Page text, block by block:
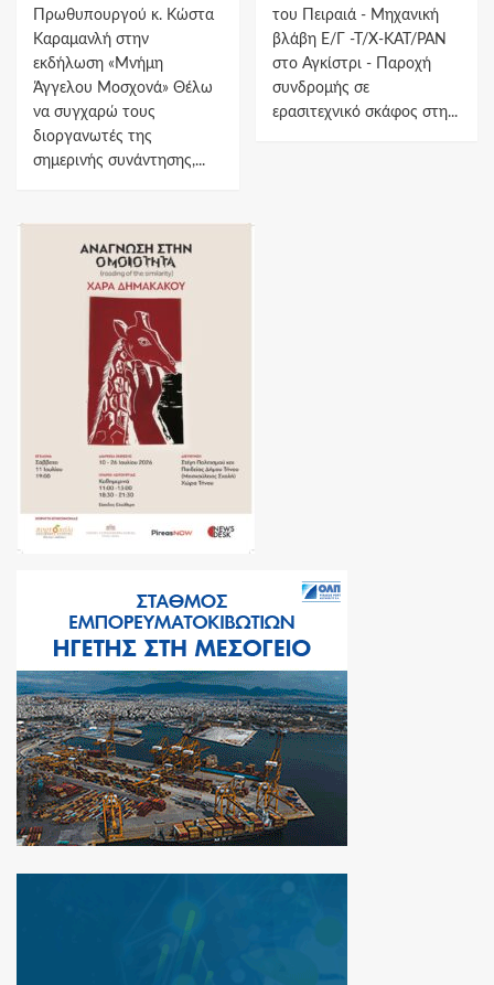
Πρωθυπουργού κ. Κώστα
Καραμανλή στην
εκδήλωση «Μνήμη
Άγγελου Μοσχονά» Θέλω
να συγχαρώ τους
διοργανωτές της
σημερινής συνάντησης,...
του Πειραιά - Μηχανική
βλάβη Ε/Γ -Τ/Χ-ΚΑΤ/ΡΑΝ
στο Αγκίστρι - Παροχή
συνδρομής σε
ερασιτεχνικό σκάφος στη...